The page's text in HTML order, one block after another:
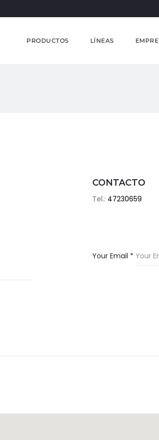
PRODUCTOS LÍNEAS
CONTACTO
Tel.: 47230659
Your Email *